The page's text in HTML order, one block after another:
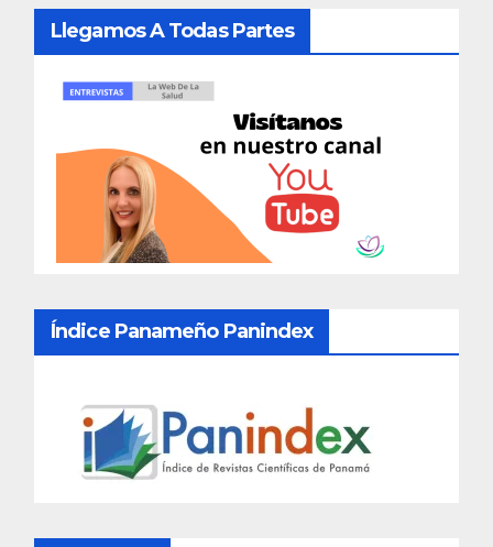
Llegamos A Todas Partes
Índice Panameño Panindex